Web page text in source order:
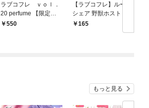
ラブコフレ ｖｏｌ．
20 perfume 【限定お
まけ付】
550
【ラブコフレ】ルーム
シェア 野獣ホストとふ
たり暮らし act.9
165
もっと見る